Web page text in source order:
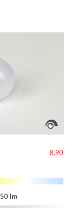
8,90
lm